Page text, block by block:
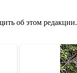
об этом редакции.